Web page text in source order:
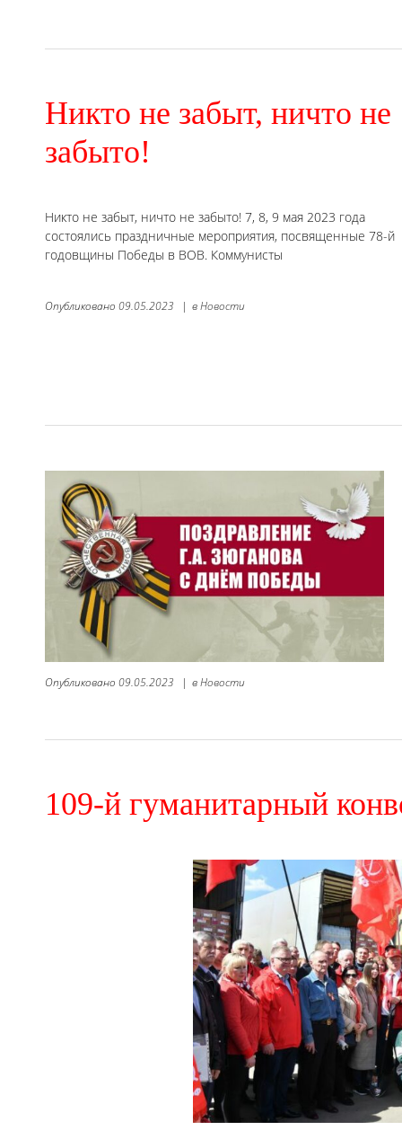
Никто не забыт, ничто не
забыто!
Никто не забыт, ничто не забыто! 7, 8, 9 мая 2023 года
состоялись праздничные мероприятия, посвященные 78-й
годовщины Победы в ВОВ. Коммунисты
Опубликовано 09.05.2023 | вНовости
Опубликовано 09.05.2023 | вНовости
109-й гуманитарный